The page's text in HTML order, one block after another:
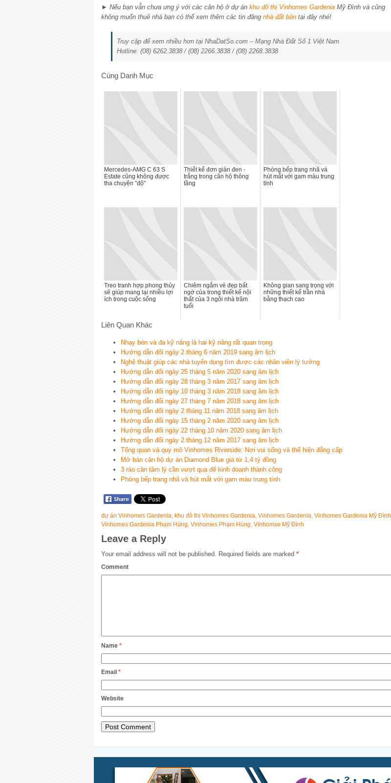
► Nếu bạn vẫn chưa ưng ý với các căn hộ ở dự án khu đô thị Vinhomes Gardenia Mỹ Đình và cũng
không muốn thuê nhà bạn có thể xem thêm các tin đăng nhà đất bán tại đây nhé!
Truy cập để xem nhiều hơn tại NhaDatSo.com – Mạng Nhà Đất Số 1 Việt Nam
Hotline: (08) 6262.3838 / (08) 2266.3838 / (08) 2268.3838
Cùng Danh Mục
Mercedes-AMG C 63 S
Estate cũng không được
tha chuyện "độ"
Thiết kế đơn giản đen -
trắng trong căn hộ thông
tầng
Phòng bếp trang nhã và
hút mắt với gam màu trung
tính
Treo tranh hợp phong thủy
sẽ giúp mang lại nhiều lợi
ích trong cuộc sống
Chiêm ngắm vẻ đẹp bất
ngờ của trong thiết kế nội
thất của 3 ngôi nhà trăm
tuổi
Không gian sang trọng với
những thiết kế trần nhà
bằng thạch cao
Liên Quan Khác
Nhạy bén và đa kỹ năng là hai kỹ năng rất quan trọng
Hướng dẫn đổi ngày 2 tháng 6 năm 2019 sang âm lịch
Nghệ thuật giúp các nhà tuyển dụng tìm được các nhân viên lý tưởng
Hướng dẫn đổi ngày 25 tháng 5 năm 2020 sang âm lịch
Hướng dẫn đổi ngày 28 tháng 3 năm 2017 sang âm lịch
Hướng dẫn đổi ngày 10 tháng 3 năm 2018 sang âm lịch
Hướng dẫn đổi ngày 27 tháng 7 năm 2018 sang âm lịch
Hướng dẫn đổi ngày 2 tháng 11 năm 2018 sang âm lịch
Hướng dẫn đổi ngày 15 tháng 2 năm 2020 sang âm lịch
Hướng dẫn đổi ngày 22 tháng 10 năm 2020 sang âm lịch
Hướng dẫn đổi ngày 2 tháng 12 năm 2017 sang âm lịch
Tổng quan và quy mô Vinhomes Riverside: Nơi vui sống và thể hiện đẳng cấp
Mở bán căn hộ dự án Diamond Blue giá từ 1,4 tỷ đồng
3 rào cản tâm lý cần vượt qua để kinh doanh thành công
Phòng bếp trang nhã và hút mắt với gam màu trung tính
dự án Vinhomes Gardenia, khu đô thị Vinhomes Gardenia, Vinhomes Gardenia, Vinhomes Gardenia Mỹ Đình
Vinhomes Gardenia Phạm Hùng, Vinhomes Phạm Hùng, Vinhomse Mỹ Đình
Leave a Reply
Your email address will not be published. Required fields are marked *
Comment
Name *
Email *
Website